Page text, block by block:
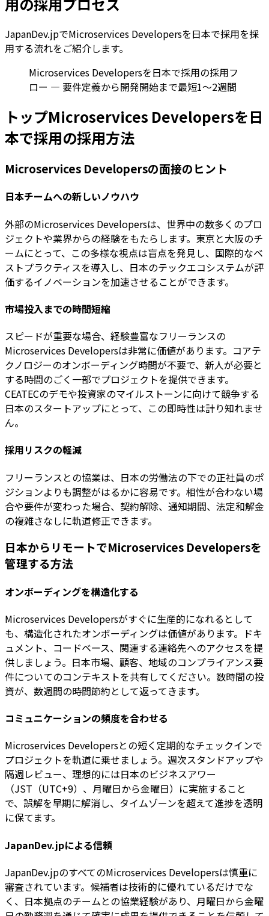
JapanDev.jpでMicroservices Developersを日本で採用を採
用する流れをご紹介します。
Microservices Developersを日本で採用の採用フ
ロー — 要件定義から開発開始まで最短1〜2週間
トップMicroservices Developersを日
本で採用の採用方法
Microservices Developersの面接のヒント
日本チームへの新しいノウハウ
外部のMicroservices Developersは、世界中の数多くのプロ
ジェクトや業界からの経験をもたらします。東京と大阪のチ
ームにとって、この多様な視点は盲点を発見し、国際的なベ
ストプラクティスを導入し、日本のテックエコシステムが評
価するイノベーションを加速させることができます。
市場投入までの時間短縮
スピードが重要な場合、経験豊富なフリーランスの
Microservices Developersは非常に価値があります。コアテ
クノロジーのオンボーディング時間が不要で、新人が必要と
する時間のごく一部でプロジェクトを提供できます。
CEATECのデモや投資家のマイルストーンに向けて競争する
日本のスタートアップにとって、この即時性は計り知れませ
ん。
採用リスクの軽減
フリーランスとの協業は、日本の労働法の下での正社員のポ
ジションよりも調整がはるかに容易です。相性が合わない場
合や要件が変わった場合、契約解除、通知期間、法定和解金
の複雑さなしに軌道修正できます。
日本からリモートでMicroservices Developersを
管理する方法
オンボーディングを構造化する
Microservices Developersがすぐに生産的になれるとして
も、構造化されたオンボーディングは価値があります。ドキ
ュメント、コードベース、関連する連絡先へのアクセスを提
供しましょう。日本市場、顧客、地域のコンプライアンス要
件についてのコンテキストを共有してください。数時間の投
資が、数週間の時間節約として返ってきます。
コミュニケーションの頻度を合わせる
Microservices Developersとの短く定期的なチェックインで
プロジェクトを軌道に乗せましょう。週次スタンドアップや
隔週レビュー、理想的には日本のビジネスアワー
（JST（UTC+9）、月曜日から金曜日）に実施すること
で、誤解を早期に解消し、タイムゾーンを超えて進捗を透明
に保てます。
JapanDev.jpによる信頼
JapanDev.jpのすべてのMicroservices Developersは慎重に
審査されています。候補者は技術的に優れているだけでな
く、日本拠点のチームとの協業経験があり、月曜日から金曜